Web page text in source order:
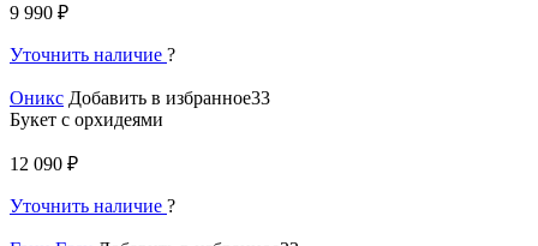
9 990 ₽
Уточнить наличие ?
Оникс Добавить в избранное33
Букет с орхидеями
12 090 ₽
Уточнить наличие ?